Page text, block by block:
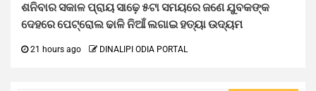
ଶନିବାର ସକାଳ ପ୍ରାୟ ସାଢ଼େ ୫ଟା ସମୟରେ ଜଣେ ଯୁବକଙ୍କ
ଦେହରେ ପେଟ୍ରୋଲ ଢାଳି ନିଆଁ ଲଗାଇ ହତ୍ୟା ଉଦ୍ୟମ
21 hours ago DINALIPI ODIA PORTAL